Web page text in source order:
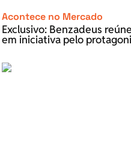
Acontece no Mercado
Exclusivo: Benzadeus
em iniciativa pelo